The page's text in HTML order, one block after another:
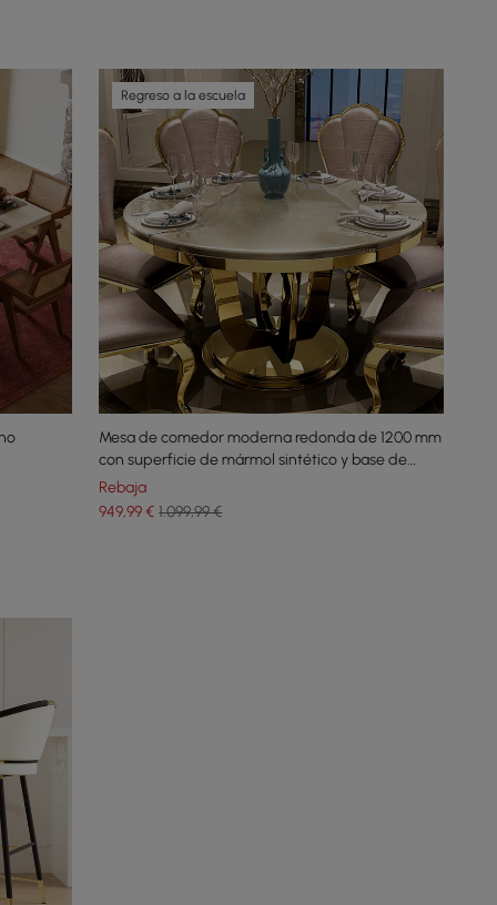
Regreso a la escuela
Mesa de comedor moderna redonda de 1200 mm
con superficie de mármol sintético y base de
acero inoxidable en color beige
Rebaja
949,99€ 1.099,99 €